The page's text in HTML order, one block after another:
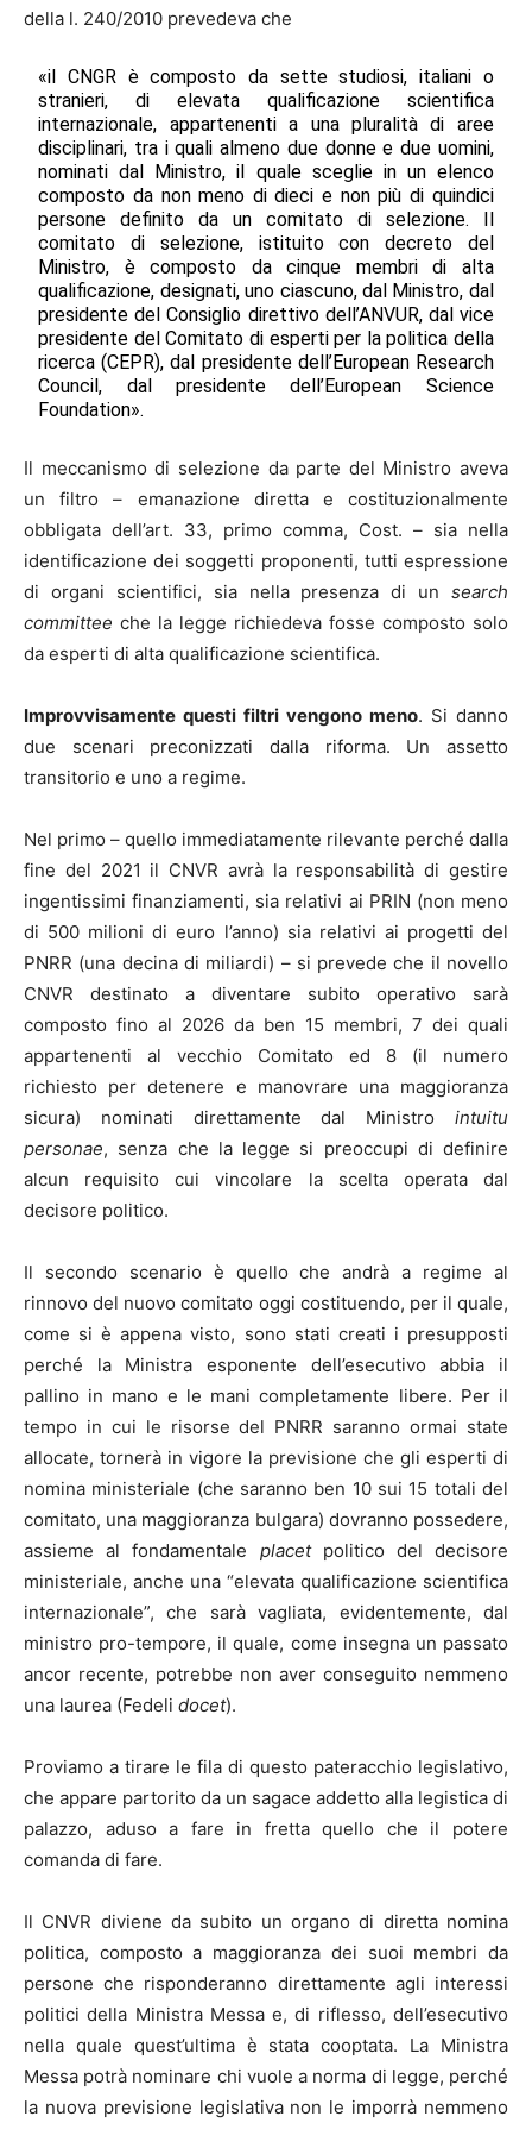
della l. 240/2010 prevedeva che
«il CNGR è composto da sette studiosi, italiani o
stranieri, di elevata qualificazione scientifica
internazionale, appartenenti a una pluralità di aree
disciplinari, tra i quali almeno due donne e due uomini,
nominati dal Ministro, il quale sceglie in un elenco
composto da non meno di dieci e non più di quindici
persone definito da un comitato di selezione. Il
comitato di selezione, istituito con decreto del
Ministro, è composto da cinque membri di alta
qualificazione, designati, uno ciascuno, dal Ministro, dal
presidente del Consiglio direttivo dell’ANVUR, dal vice
presidente del Comitato di esperti per la politica della
ricerca (CEPR), dal presidente dell’European Research
Council, dal presidente dell’European Science
Foundation».
Il meccanismo di selezione da parte del Ministro aveva
un filtro – emanazione diretta e costituzionalmente
obbligata dell’art. 33, primo comma, Cost. – sia nella
identificazione dei soggetti proponenti, tutti espressione
di organi scientifici, sia nella presenza di un search
committee che la legge richiedeva fosse composto solo
da esperti di alta qualificazione scientifica.
Improvvisamente questi filtri vengono meno. Si danno
due scenari preconizzati dalla riforma. Un assetto
transitorio e uno a regime.
Nel primo – quello immediatamente rilevante perché dalla
fine del 2021 il CNVR avrà la responsabilità di gestire
ingentissimi finanziamenti, sia relativi ai PRIN (non meno
di 500 milioni di euro l’anno) sia relativi ai progetti del
PNRR (una decina di miliardi) – si prevede che il novello
CNVR destinato a diventare subito operativo sarà
composto fino al 2026 da ben 15 membri, 7 dei quali
appartenenti al vecchio Comitato ed 8 (il numero
richiesto per detenere e manovrare una maggioranza
sicura) nominati direttamente dal Ministro intuitu
personae, senza che la legge si preoccupi di definire
alcun requisito cui vincolare la scelta operata dal
decisore politico.
Il secondo scenario è quello che andrà a regime al
rinnovo del nuovo comitato oggi costituendo, per il quale,
come si è appena visto, sono stati creati i presupposti
perché la Ministra esponente dell’esecutivo abbia il
pallino in mano e le mani completamente libere. Per il
tempo in cui le risorse del PNRR saranno ormai state
allocate, tornerà in vigore la previsione che gli esperti di
nomina ministeriale (che saranno ben 10 sui 15 totali del
comitato, una maggioranza bulgara) dovranno possedere,
assieme al fondamentale placetpolitico del decisore
ministeriale, anche una “elevata qualificazione scientifica
internazionale”, che sarà vagliata, evidentemente, dal
ministro pro-tempore, il quale, come insegna un passato
ancor recente, potrebbe non aver conseguito nemmeno
una laurea (Fedeli docet).
Proviamo a tirare le fila di questo pateracchio legislativo,
che appare partorito da un sagace addetto alla legistica di
palazzo, aduso a fare in fretta quello che il potere
comanda di fare.
Il CNVR diviene da subito un organo di diretta nomina
politica, composto a maggioranza dei suoi membri da
persone che risponderanno direttamente agli interessi
politici della Ministra Messa e, di riflesso, dell’esecutivo
nella quale quest’ultima è stata cooptata. La Ministra
Messa potrà nominare chi vuole a norma di legge, perché
la nuova previsione legislativa non le imporrà nemmeno